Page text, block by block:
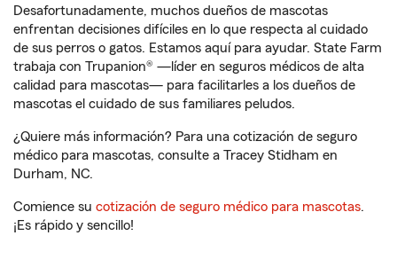
Desafortunadamente, muchos dueños de mascotas
enfrentan decisiones difíciles en lo que respecta al cuidado
de sus perros o gatos. Estamos aquí para ayudar. State Farm
trabaja con Trupanion® —líder en seguros médicos de alta
calidad para mascotas— para facilitarles a los dueños de
mascotas el cuidado de sus familiares peludos.
¿Quiere más información? Para una cotización de seguro
médico para mascotas, consulte a Tracey Stidham en
Durham, NC.
Comience su cotización de seguro médico para mascotas.
¡Es rápido y sencillo!